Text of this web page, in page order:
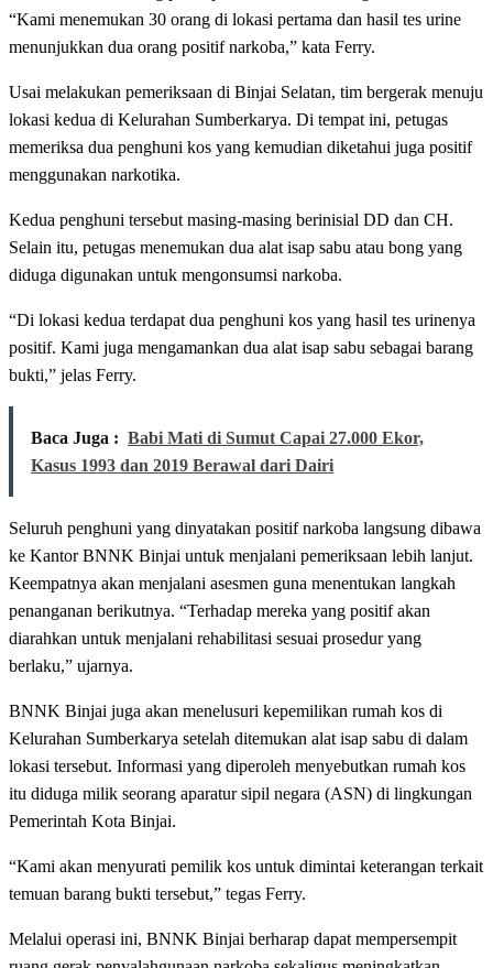
“Kami menemukan 30 orang di lokasi pertama dan hasil tes urine
menunjukkan dua orang positif narkoba,” kata Ferry.
Usai melakukan pemeriksaan di Binjai Selatan, tim bergerak menuju
lokasi kedua di Kelurahan Sumberkarya. Di tempat ini, petugas
memeriksa dua penghuni kos yang kemudian diketahui juga positif
menggunakan narkotika.
Kedua penghuni tersebut masing-masing berinisial DD dan CH.
Selain itu, petugas menemukan dua alat isap sabu atau bong yang
diduga digunakan untuk mengonsumsi narkoba.
“Di lokasi kedua terdapat dua penghuni kos yang hasil tes urinenya
positif. Kami juga mengamankan dua alat isap sabu sebagai barang
bukti,” jelas Ferry.
Baca Juga : Babi Mati di Sumut Capai 27.000 Ekor,
Kasus 1993 dan 2019 Berawal dari Dairi
Seluruh penghuni yang dinyatakan positif narkoba langsung dibawa
ke Kantor BNNK Binjai untuk menjalani pemeriksaan lebih lanjut.
Keempatnya akan menjalani asesmen guna menentukan langkah
penanganan berikutnya. “Terhadap mereka yang positif akan
diarahkan untuk menjalani rehabilitasi sesuai prosedur yang
berlaku,” ujarnya.
BNNK Binjai juga akan menelusuri kepemilikan rumah kos di
Kelurahan Sumberkarya setelah ditemukan alat isap sabu di dalam
lokasi tersebut. Informasi yang diperoleh menyebutkan rumah kos
itu diduga milik seorang aparatur sipil negara (ASN) di lingkungan
Pemerintah Kota Binjai.
“Kami akan menyurati pemilik kos untuk dimintai keterangan terkait
temuan barang bukti tersebut,” tegas Ferry.
Melalui operasi ini, BNNK Binjai berharap dapat mempersempit